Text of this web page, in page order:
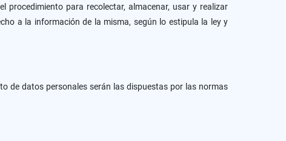
procedimiento para recolectar, almacenar, usar y realizar
a la información de la misma, según lo estipula la ley y
de datos personales serán las dispuestas por las normas